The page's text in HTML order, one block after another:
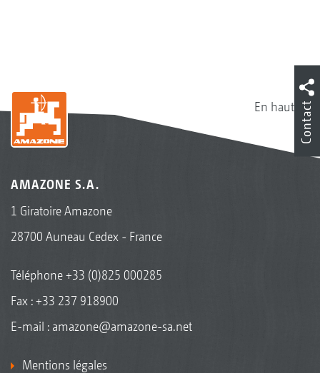
En haut
AMAZONE S.A.
1 Giratoire Amazone
28700 Auneau Cedex - France
Téléphone+33 (0)825 000285
Fax : +33 237 918900
E-mail : amazone@amazone-sa.net
Mentions légales
Contact